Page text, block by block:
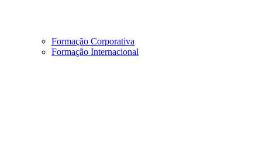
Formação Corporativa
Formação Internacional